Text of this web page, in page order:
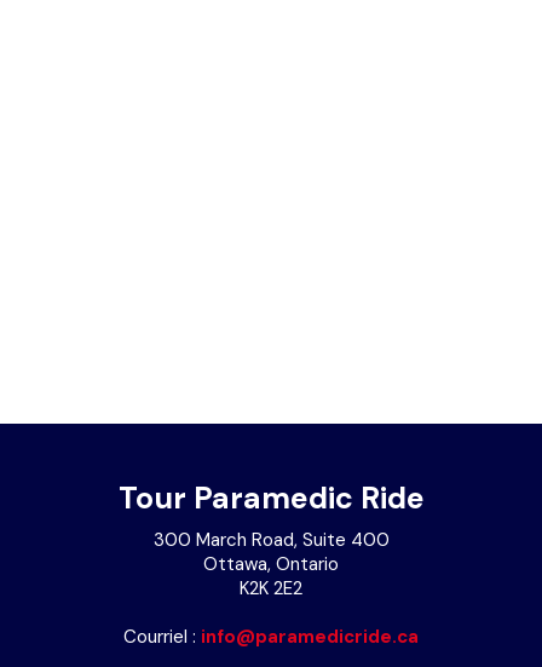
Tour Paramedic Ride
300 March Road, Suite 400
Ottawa, Ontario
K2K 2E2
Courriel : info@paramedicride.ca